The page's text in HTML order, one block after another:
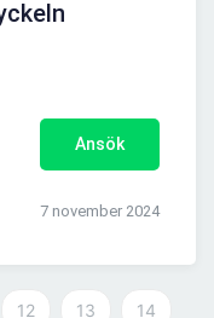
Ansök
7 november 2024
12 13 14